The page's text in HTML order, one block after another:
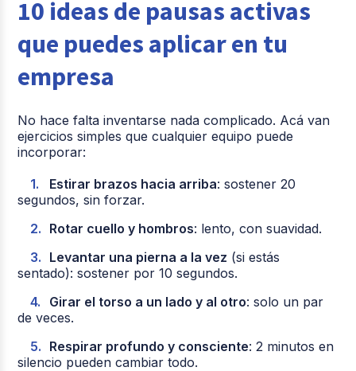
10 ideas de pausas activas
que puedes aplicar en tu
empresa
No hace falta inventarse nada complicado. Acá van
ejercicios simples que cualquier equipo puede
incorporar:
Estirar brazos hacia arriba: sostener 20
segundos, sin forzar.
Rotar cuello y hombros: lento, con suavidad.
Levantar una pierna a la vez (si estás
sentado): sostener por 10 segundos.
Girar el torso a un lado y al otro: solo un par
de veces.
Respirar profundo y consciente: 2 minutos en
silencio pueden cambiar todo.